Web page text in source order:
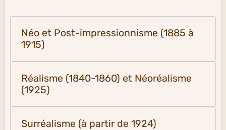
Néo et Post-impressionnisme (1885 à
1915)
Réalisme (1840-1860) et Néoréalisme
(1925)
Surréalisme (à partir de 1924)